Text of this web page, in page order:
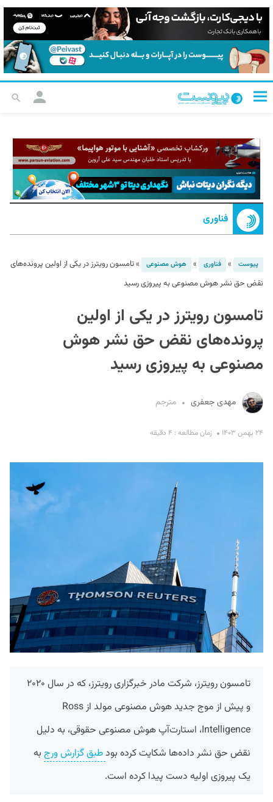
فناوری
پیوست » فناوری » هوش مصنوعی »تامسون رویترز در یکی از اولین پرونده‌های
نقض حق نشر هوش مصنوعی به پیروزی رسید
تامسون رویترز در یکی از اولین
پرونده‌های نقض حق نشر هوش
مصنوعی به پیروزی رسید
مهدی جعفری مترجم
۲۴ بهمن ۱۴۰۳ زمان مطالعه : ۴ دقیقه
تامسون رویترز، شرکت مادر خبرگزاری رویترز، که در سال ۲۰۲۰
و پیش از موج جدید هوش مصنوعی مولد از Ross
Intelligence، استارت‌آپ هوش مصنوعی حقوقی، به دلیل
نقض حق نشر داده‌ها شکایت کرده بودطبق گزارش ورج به
یک پیروزی اولیه دست پیدا کرده است.